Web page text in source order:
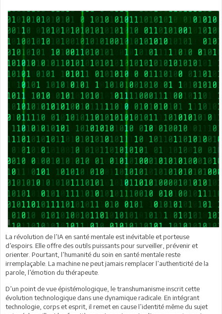
La révolution de l’IA en santé mentale est inévitable et porteuse
d’espoirs. Elle offre des outils puissants pour surveiller, prévenir et
orienter. Pourtant, l’humanité du soin en santé mentale reste
irremplaçable. La machine ne peut jamais remplacer l’authenticité de la
parole, l’émotion du thérapeute.
D’un point de vue épistémologique, le transhumanisme inscrit cette
évolution technologique dans une dynamique radicale. En intégrant
technologie, corps et esprit, il remet en cause l’identité même du sujet